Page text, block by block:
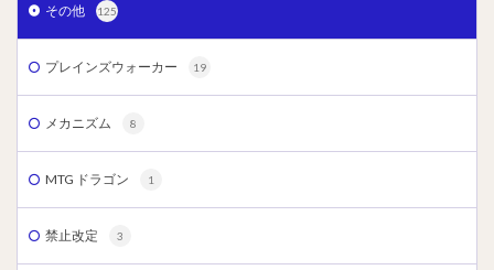
その他 125
プレインズウォーカー 19
メカニズム 8
MTG ドラゴン 1
禁止改定 3